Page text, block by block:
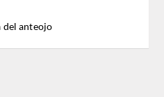
del anteojo